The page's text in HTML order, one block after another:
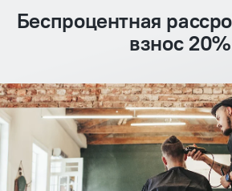
Беспроцентная
взнос 20%